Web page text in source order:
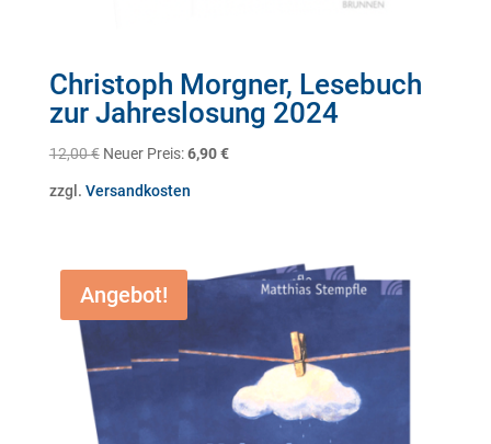
Christoph Morgner, Lesebuch
zur Jahreslosung 2024
12,00€ Ursprünglicher
war:
Neuer Preis: 6,90€Aktueller
zzgl. Versandkosten
Angebot!